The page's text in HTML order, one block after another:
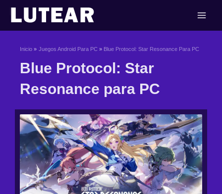
contenido
Inicio Juegos Android Para PC Blue Protocol: Star Resonance Para PC
Blue Protocol: Star
Resonance para PC